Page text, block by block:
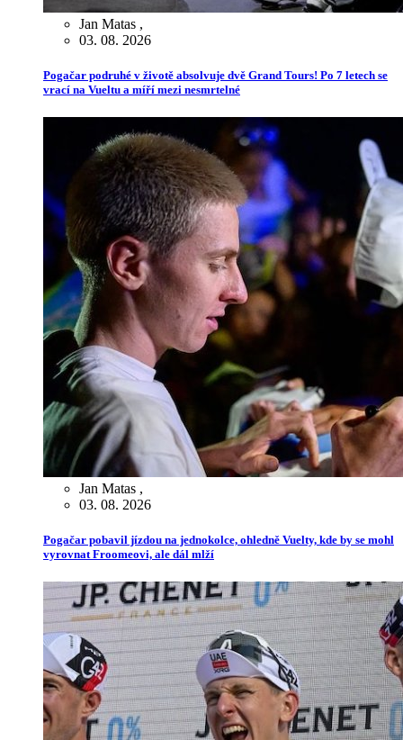
Jan Matas ,
03. 08. 2026
Pogačar podruhé v životě absolvuje dvě Grand Tours! Po 7 letech se
vrací na Vueltu a míří mezi nesmrtelné
Jan Matas ,
03. 08. 2026
Pogačar pobavil jízdou na jednokolce, ohledně Vuelty, kde by se mohl
vyrovnat Froomeovi, ale dál mlží